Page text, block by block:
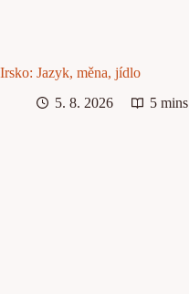
Irsko: Jazyk, měna, jídlo
5. 8. 2026
5 mins